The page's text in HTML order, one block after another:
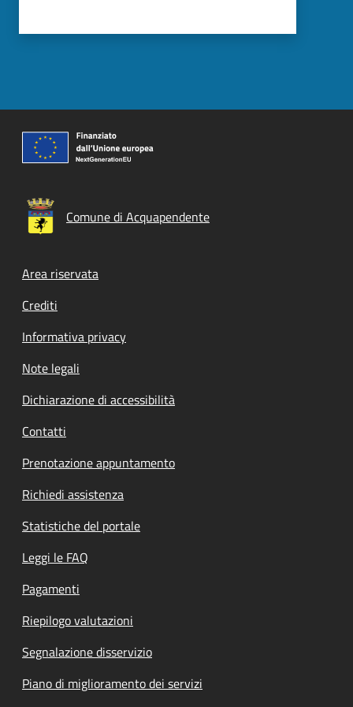
Comune di Acquapendente
Footer menu
Area riservata
Crediti
Informativa privacy
Note legali
Dichiarazione di accessibilità
Contatti
Prenotazione appuntamento
Richiedi assistenza
Statistiche del portale
Leggi le FAQ
Pagamenti
Riepilogo valutazioni
Segnalazione disservizio
Piano di miglioramento dei servizi